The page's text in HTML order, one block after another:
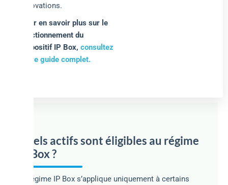
innovations.
Pour en savoir plus sur le
fonctionnement du
dispositif IP Box, consultez
notre guide complet.
Quels actifs sont éligibles au régime
IP Box ?
Le régime IP Box s’applique uniquement à certains